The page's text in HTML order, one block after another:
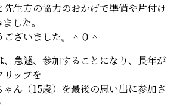
生方の協力のおかげで準備や片付け
した。
ざいました。＾０＾
急遽、参加することになり、長年が
リップを
ゃん（15歳）を最後の思い出に参加さ